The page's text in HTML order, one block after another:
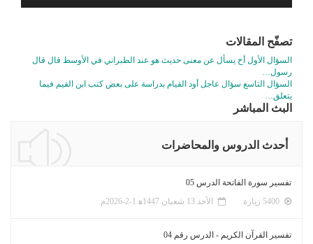
تصفّح المقالات
السؤال الأول أخ يسأل عن معنى حديث هو عند الطبراني في الأوسط قال قال
رسول…
السؤال التاسع سؤال عاجل أود القيام بدراسة على بعض كتب ابن القيم فيما
يتعلق…
البث المباشر
أحدث الدروس والمحاضرات
تفسير سورة الفاتحة الدرس 05
الأحد 13 شعبان 1447ﻫ 1-2-2026م
تفسير القرآن الكريم - الدرس رقم 04